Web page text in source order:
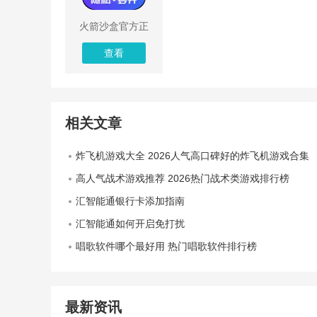
火箭沙盒官方正
版
查看
相关文章
炸飞机游戏大全 2026人气高口碑好的炸飞机游戏合集
高人气战术游戏推荐 2026热门战术类游戏排行榜
汇智能通银行卡添加指南
汇智能通如何开启免打扰
唱歌软件哪个最好用 热门唱歌软件排行榜
最新资讯